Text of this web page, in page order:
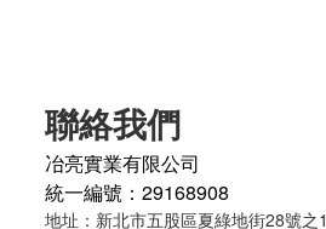
聯絡我們
冶亮實業有限公司
統一編號：29168908
地址：新北市五股區夏綠地街28號之1